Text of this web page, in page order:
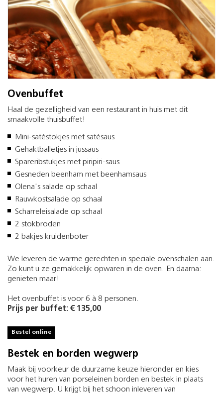
Ovenbuffet
Haal de gezelligheid van een restaurant in huis met dit
smaakvolle thuisbuffet!
Mini-satéstokjes met satésaus
Gehaktballetjes in jussaus
Spareribstukjes met piripiri-saus
Gesneden beenham met beenhamsaus
Olena's salade op schaal
Rauwkostsalade op schaal
Scharreleisalade op schaal
2 stokbroden
2 bakjes kruidenboter
We leveren de warme gerechten in speciale ovenschalen aan.
Zo kunt u ze gemakkelijk opwaren in de oven. En daarna:
genieten maar!
Het ovenbuffet is voor 6 à 8 personen.
Prijs per buffet: € 135,00
Bestel online
Bestek en borden wegwerp
Maak bij voorkeur de duurzame keuze hieronder en kies
voor het huren van porseleinen borden en bestek in plaats
van wegwerp. U krijgt bij het schoon inleveren van